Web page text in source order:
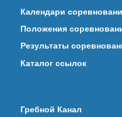
Календари
Положения
Результаты
Каталог ссылок
Гребной Канал